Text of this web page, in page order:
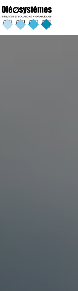
Panneau de gestion